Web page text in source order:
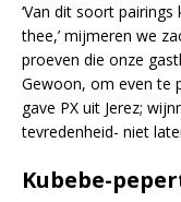
‘Van dit soort
thee,’ mijmeren we
proeven die onze
Gewoon, om even te
gave PX uit Jerez;
tevredenheid- niet
Kubebe-